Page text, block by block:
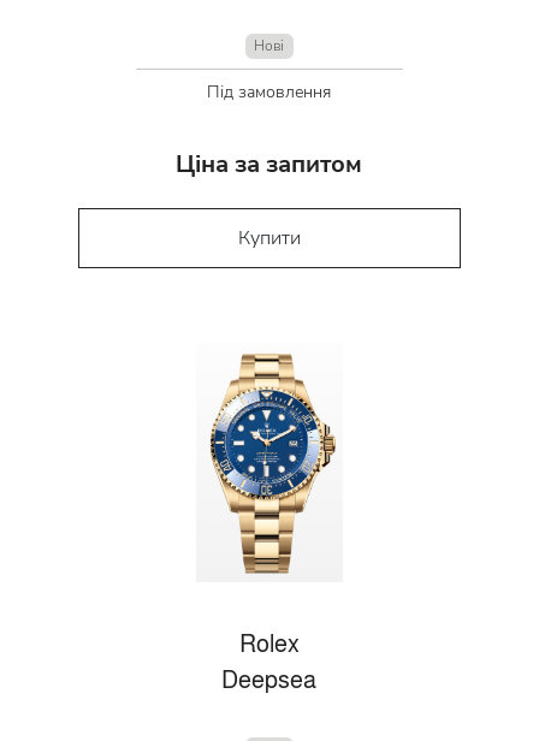
Нові
Під замовлення
Ціна за запитом
Купити
Rolex
Deepsea